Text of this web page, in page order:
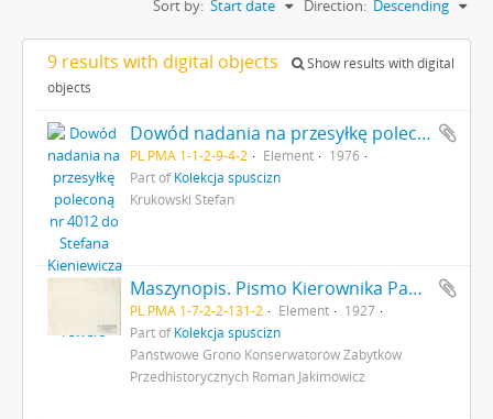
Sort by: Start date Direction: Descending
9 results with digital objects
Show results with digital
objects
Dowód nadania na przesyłkę poleconą nr 4012 do Stefana Kieniewicza 21 lutego 1976 r. - rewers
PL PMA 1-1-2-9-4-2 Element
1976
Part ofKolekcja spuścizn
Krukowski Stefan
Maszynopis. Pismo Kierownika Państwowego Grona Konserwatorów Zabytków Przedhistorycznych nr 354-IX z dn. 20 kwietnia 1927 r. do Ministerstwa Wyznań Religijnych i Oświecenia Publicznego odsyłające do ministerstwa pisemny wniosek (nr kanc. pisma 280) konserwatora M. Drewko z dn. 20 kwietnia 1927 r. o zasiłek na badania wykopaliskowe w Gródku pow. Równe w 1927 r. s. 2: strona z pieczątką Działu Dokumentacji PMA
PL PMA 1-7-2-2-131-2 Element
1927
Part ofKolekcja spuścizn
Państwowe Grono Konserwatorów Zabytków
Przedhistorycznych Roman Jakimowicz